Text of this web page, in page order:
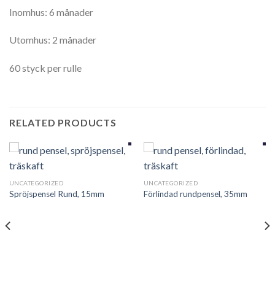
Inomhus: 6 månader
Utomhus: 2 månader
60 styck per rulle
RELATED PRODUCTS
UNCATEGORIZED
Spröjspensel Rund, 15mm
UNCATEGORIZED
Förlindad rundpensel, 35mm